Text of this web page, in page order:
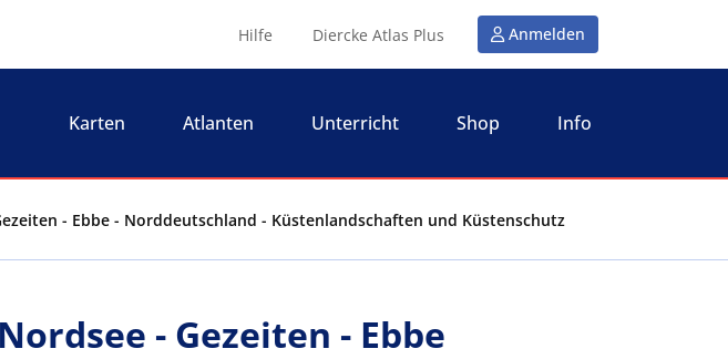
Hilfe Diercke Atlas Plus Anmelden
Karten Atlanten Unterricht Shop Info
- Ebbe - Norddeutschland - Küstenlandschaften und Küstenschutz
Nordsee - Gezeiten - Ebbe